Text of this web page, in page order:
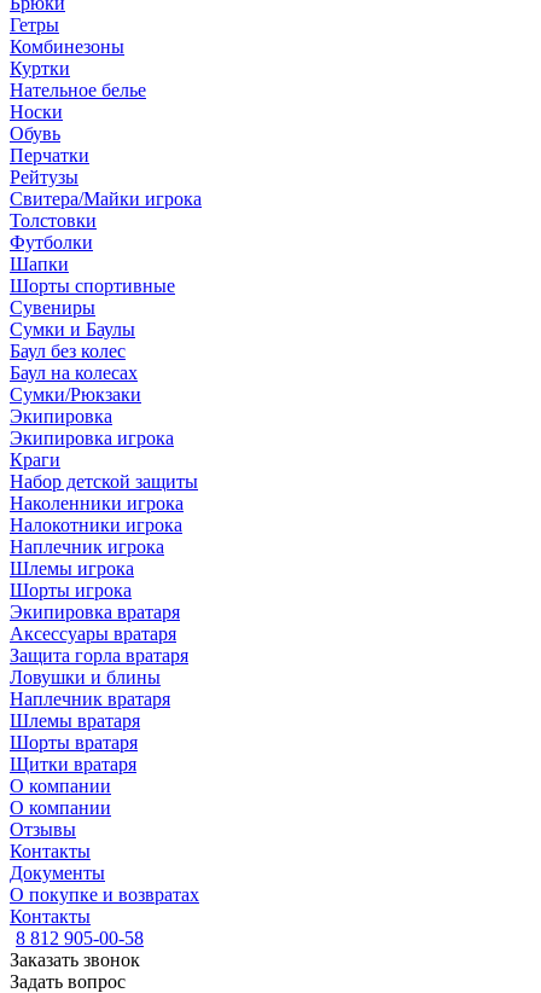
Гетры
Комбинезоны
Куртки
Нательное белье
Носки
Обувь
Перчатки
Рейтузы
Свитера/Майки игрока
Толстовки
Футболки
Шапки
Шорты спортивные
Сувениры
Сумки и Баулы
Баул без колес
Баул на колесах
Сумки/Рюкзаки
Экипировка
Экипировка игрока
Краги
Набор детской защиты
Наколенники игрока
Налокотники игрока
Наплечник игрока
Шлемы игрока
Шорты игрока
Экипировка вратаря
Аксессуары вратаря
Защита горла вратаря
Ловушки и блины
Наплечник вратаря
Шлемы вратаря
Шорты вратаря
Щитки вратаря
О компании
О компании
Отзывы
Контакты
Документы
О покупке и возвратах
Контакты
8 812 905-00-58
Заказать звонок
Задать вопрос